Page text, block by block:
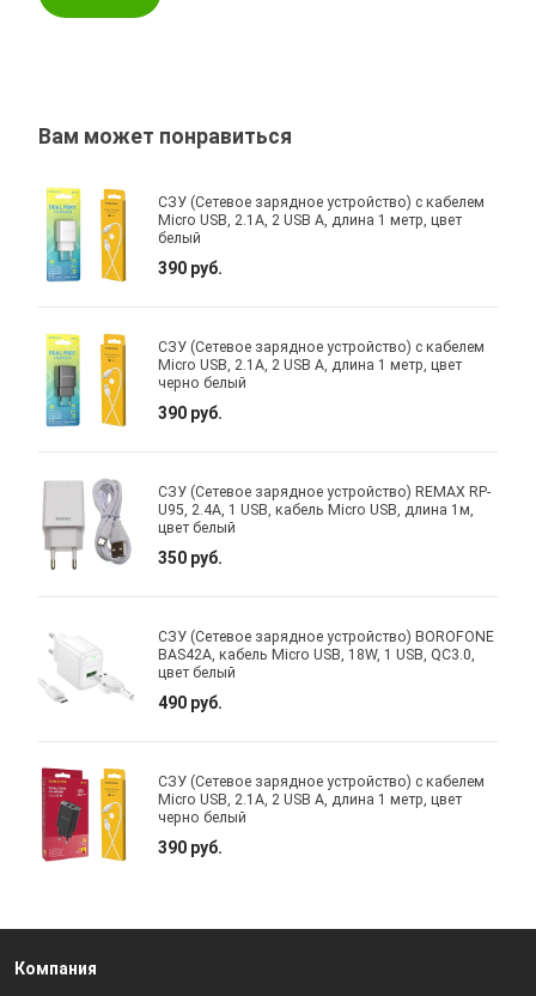
Вам может понравиться
СЗУ (Сетевое зарядное устройство) с кабелем
Micro USB, 2.1A, 2 USB A, длина 1 метр, цвет
белый
390 руб.
СЗУ (Сетевое зарядное устройство) с кабелем
Micro USB, 2.1A, 2 USB A, длина 1 метр, цвет
черно белый
390 руб.
СЗУ (Сетевое зарядное устройство) REMAX RP-
U95, 2.4A, 1 USB, кабель Micro USB, длина 1м,
цвет белый
350 руб.
СЗУ (Сетевое зарядное устройство) BOROFONE
BAS42A, кабель Micro USB, 18W, 1 USB, QC3.0,
цвет белый
490 руб.
СЗУ (Сетевое зарядное устройство) с кабелем
Micro USB, 2.1A, 2 USB A, длина 1 метр, цвет
черно белый
390 руб.
Компания